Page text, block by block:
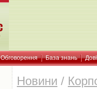
Обговорення База знань
Новини /